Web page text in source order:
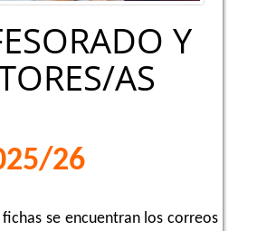
Y
AS
26
fichas se encuentran los correos